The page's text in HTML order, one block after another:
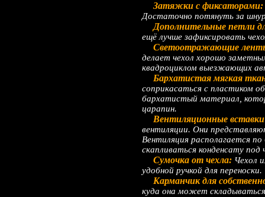
Затяжки с фиксаторами:
Достаточно потянуть за
Дополнительные петли
ещё лучше зафиксировать
Светоотражающие
делает чехол хорошо
квадроциклом выезжающих
Бархатистая мягкая
соприкасаться с пластиком
бархатистый материал,
царапин.
Вентиляционные
вентиляции. Они
Вентиляция располагается
скапливаться конденсату
Сумочка от чехла: Чехол
удобной ручкой для переноски.
Карманчик для
куда она может